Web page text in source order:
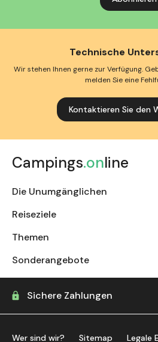
Technische
Wir stehen Ihnen gerne zur Verfügung.
melden Sie eine
Kontaktieren Sie den
Campings.online
Die Unumgänglichen
Reiseziele
Themen
Sonderangebote
Sichere Zahlungen
Wer sind wir? Sitemap Legale